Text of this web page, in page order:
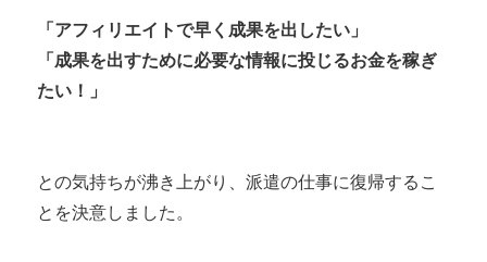
「アフィリエイトで早く成果を出したい」
「成果を出すために必要な情報に投じるお金を稼ぎ
たい！」
との気持ちが沸き上がり、派遣の仕事に復帰するこ
とを決意しました。